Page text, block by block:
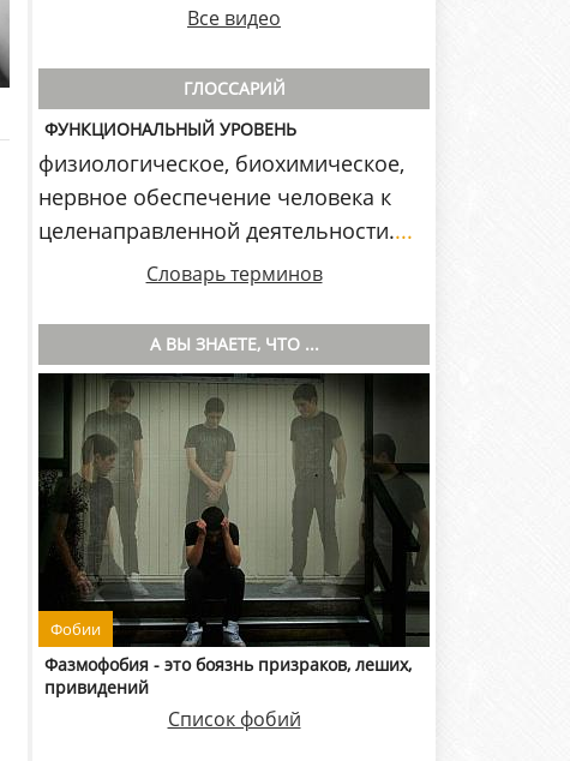
Все видео
ГЛОССАРИЙ
ФУНКЦИОНАЛЬНЫЙ УРОВЕНЬ
физиологическое, биохимическое,
нервное обеспечение человека к
целенаправленной деятельности....
Словарь терминов
А ВЫ ЗНАЕТЕ, ЧТО ...
Фобии
Фазмофобия - это боязнь призраков, леших,
привидений
Список фобий